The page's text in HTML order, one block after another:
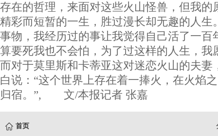
存在的哲理，来面对这些火山怪兽，但我的
精彩而短暂的一生，胜过漫长却无趣的人生
事物，我经历过的事让我觉得自己活了一百
算要死我也不会怕，为了过这样的人生
而对于莫里斯和卡蒂亚这对迷恋火山的夫妻
白说：“这个世界上存在着一捧火，在火焰
归宿。”, 文/本报记者 张嘉
首页